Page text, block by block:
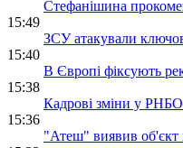
Стефанішина
15:49
ЗСУ атакували
15:40
В Європі фіксують
15:38
Кадрові зміни у РНБО
15:36
"Атеш" виявив